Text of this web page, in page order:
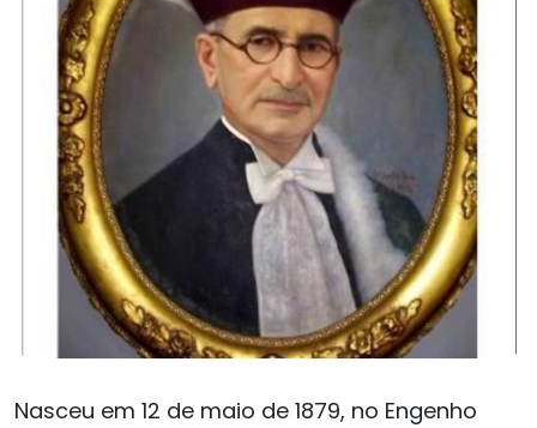
Nasceu em 12 de maio de 1879, no Engenho